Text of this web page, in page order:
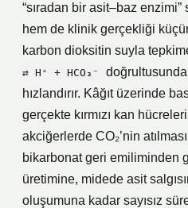
“sıradan bir asit–baz enzimi”
hem de klinik gerçekliği
karbon dioksitin suyla
⇄ H⁺ + HCO₃⁻
hızlandırır. Kâğıt üzerinde
gerçekte kırmızı kan
akciğerlerde CO₂’nin
bikarbonat geri emiliminden
üretimine, midede asit
oluşumuna kadar sayısız